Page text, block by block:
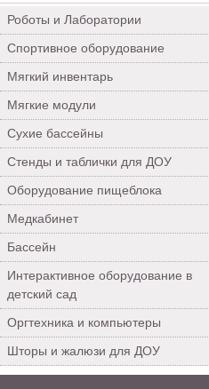
Роботы и Лаборатории
Спортивное оборудование
Мягкий инвентарь
Мягкие модули
Сухие бассейны
Стенды и таблички для ДОУ
Оборудование пищеблока
Медкабинет
Бассейн
Интерактивное оборудование в
детский сад
Оргтехника и компьютеры
Шторы и жалюзи для ДОУ